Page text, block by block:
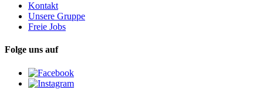
Kontakt
Unsere Gruppe
Freie Jobs
Folge uns auf